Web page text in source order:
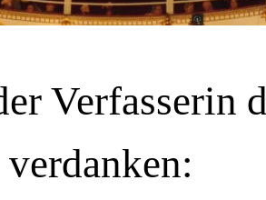
Verfasserin
verdanken: